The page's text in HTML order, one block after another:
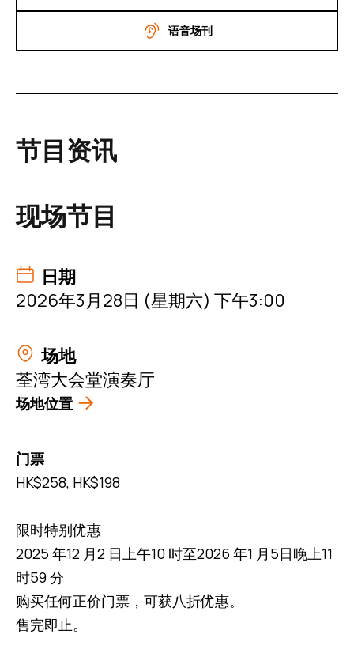
语音场刊
节目资讯
现场节目
日期
2026年3月28日 (星期六) 下午3:00
场地
荃湾大会堂演奏厅
场地位置
门票
HK$258, HK$198
限时特别优惠
2025 年12 月2 日上午10 时至2026 年1 月5日晚上11
时59 分
购买任何正价门票，可获八折优惠。
售完即止。